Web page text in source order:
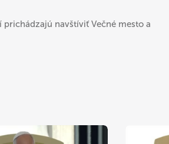
navštíviť Večné mesto a